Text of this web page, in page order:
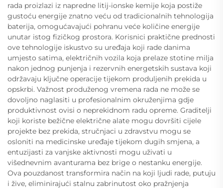
rada proizlazi iz napredne litij-ionske kemije koja postiže
gustoću energije znatno veću od tradicionalnih tehnologija
baterija, omogućavajući pohranu veće količine energije
unutar istog fizičkog prostora. Korisnici praktične prednosti
ove tehnologije iskustvo su uređaja koji rade danima
umjesto satima, električnih vozila koja prelaze stotine milja
nakon jednog punjenja i rezervnih energetskih sustava koji
održavaju ključne operacije tijekom produljenih prekida u
opskrbi. Važnost produženog vremena rada ne može se
dovoljno naglasiti u profesionalnim okruženjima gdje
produktivnost ovisi o neprekidnom radu opreme. Graditelji
koji koriste bežične električne alate mogu dovršiti cijele
projekte bez prekida, stručnjaci u zdravstvu mogu se
osloniti na medicinske uređaje tijekom dugih smjena, a
entuzijasti za vanjske aktivnosti mogu uživati u
višednevnim avanturama bez brige o nestanku energije.
Ova pouzdanost transformira način na koji ljudi rade, putuju
i žive, eliminirajući stalnu zabrinutost oko pražnjenja